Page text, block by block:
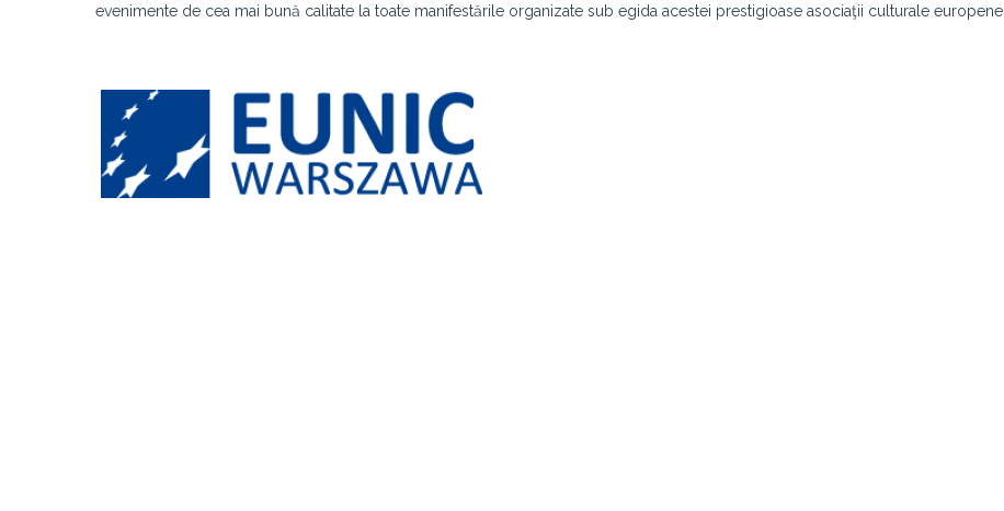
evenimente de cea mai bună calitate la toate manifestările organizate sub egida acestei prestigioase asociaţii culturale europene.